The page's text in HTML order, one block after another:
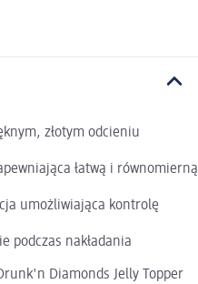
złotym odcieniu
łatwą i równomierną
umożliwiająca kontrolę
podczas nakładania
Diamonds Jelly Topper